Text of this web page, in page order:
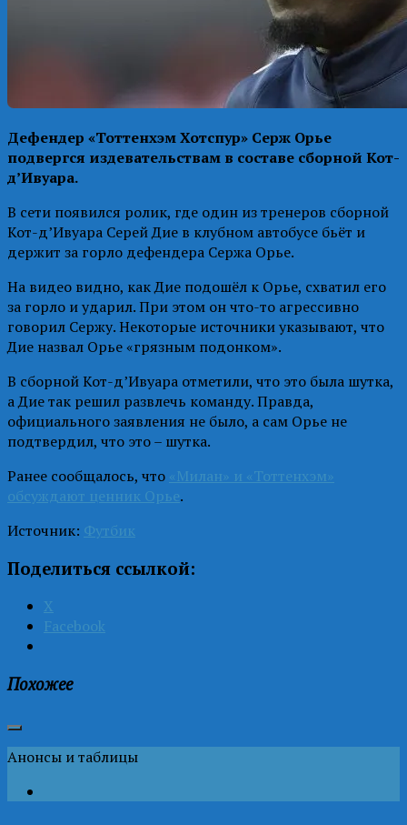
Дефендер «Тоттенхэм Хотспур» Серж Орье
подвергся издевательствам в составе сборной Кот-
д’Ивуара.
В сети появился ролик, где один из тренеров сборной
Кот-д’Ивуара Серей Дие в клубном автобусе бьёт и
держит за горло дефендера Сержа Орье.
На видео видно, как Дие подошёл к Орье, схватил его
за горло и ударил. При этом он что-то агрессивно
говорил Сержу. Некоторые источники указывают, что
Дие назвал Орье «грязным подонком».
В сборной Кот-д’Ивуара отметили, что это была шутка,
а Дие так решил развлечь команду. Правда,
официального заявления не было, а сам Орье не
подтвердил, что это – шутка.
Ранее сообщалось, что «Милан» и «Тоттенхэм»
обсуждают ценник Орье.
Источник: Футбик
Поделиться ссылкой:
X
Facebook
Похожее
Анонсы и таблицы